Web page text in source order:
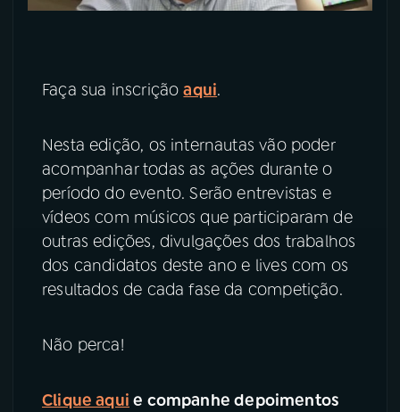
Faça sua inscriçãoaqui.
Nesta edição, os internautas vão poder
acompanhar todas as ações durante o
período do evento. Serão entrevistas e
vídeos com músicos que participaram de
outras edições, divulgações dos trabalhos
dos candidatos deste ano e lives com os
resultados de cada fase da competição.
Não perca!
Clique aqui e companhe depoimentos